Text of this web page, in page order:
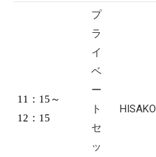
11：15～
12：15
プ
ラ
イ
ベ
ー
ト
セ
ッ
HISAKO